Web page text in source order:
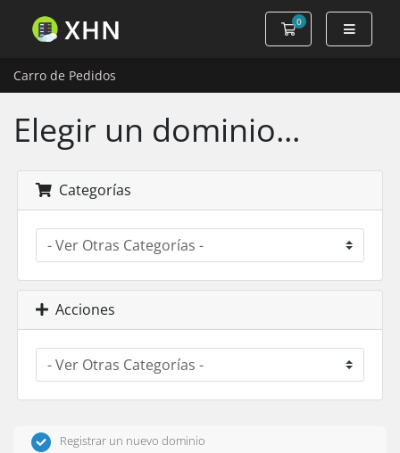
0
Carro de Pedidos
Carro de Pedidos
Elegir un dominio...
Categorías
Acciones
Registrar un nuevo dominio